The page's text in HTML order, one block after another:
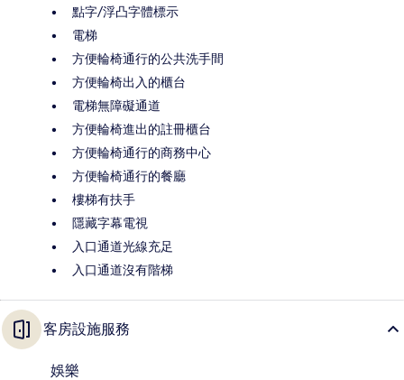
點字/浮凸字體標示
電梯
方便輪椅通行的公共洗手間
方便輪椅出入的櫃台
電梯無障礙通道
方便輪椅進出的註冊櫃台
方便輪椅通行的商務中心
方便輪椅通行的餐廳
樓梯有扶手
隱藏字幕電視
入口通道光線充足
入口通道沒有階梯
客房設施服務
娛樂